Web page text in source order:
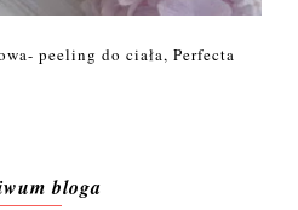
peeling do ciała, Perfecta
bloga